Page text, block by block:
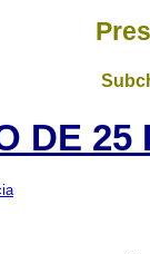
DE 25